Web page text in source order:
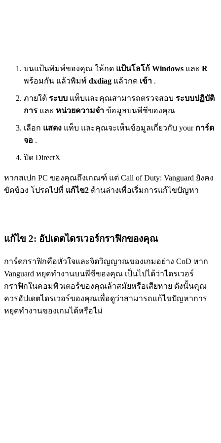
บนแป้นพิมพ์ของคุณ ให้กด แป้นโลโก้ Windows และ R
พร้อมกัน แล้วพิมพ์ dxdiag แล้วกด เข้า .
ภายใต้ ระบบ แท็บและคุณสามารถตรวจสอบ ระบบปฏิบัติ
การ และ หน่วยความจำ ข้อมูลบนพีซีของคุณ
เลือก แสดง แท็บ และคุณจะเห็นข้อมูลเกี่ยวกับ your การ์ด
จอ .
ปิด DirectX
หากสเปก PC ของคุณถึงเกณฑ์ แต่ Call of Duty: Vanguard ยังคง
ขัดข้อง โปรดไปที่ แก้ไข2 ด้านล่างเพื่อเริ่มการแก้ไขปัญหา
แก้ไข 2: อัปเดตไดรเวอร์กราฟิกของคุณ
การ์ดกราฟิกคือหัวใจและจิตวิญญาณของเกมอย่าง CoD หาก
Vanguard หยุดทำงานบนพีซีของคุณ เป็นไปได้ว่าไดรเวอร์
กราฟิกในคอมพิวเตอร์ของคุณล้าสมัยหรือเสียหาย ดังนั้นคุณ
ควรอัปเดตไดรเวอร์ของคุณเพื่อดูว่าสามารถแก้ไขปัญหาการ
หยุดทำงานของเกมได้หรือไม่